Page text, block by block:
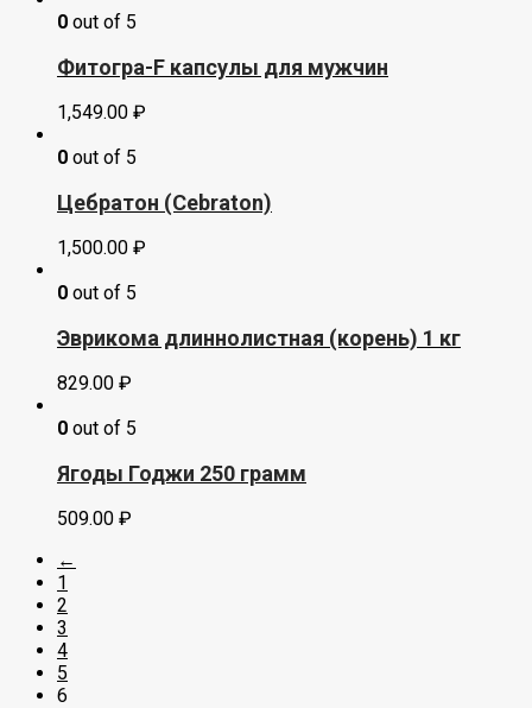
0 out of 5
Фитогра-F капсулы для мужчин
1,549.00 ₽
0 out of 5
Цебратон (Cebraton)
1,500.00 ₽
0 out of 5
Эврикома длиннолистная (корень) 1 кг
829.00 ₽
0 out of 5
Ягоды Годжи 250 грамм
509.00 ₽
←
1
2
3
4
5
6